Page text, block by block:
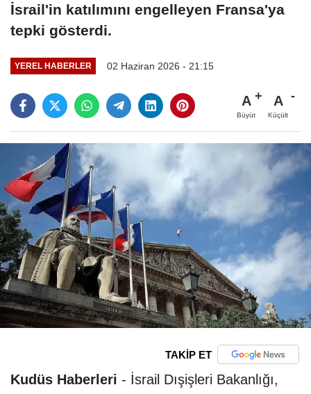
İsrail'in katılımını engelleyen Fransa'ya
tepki gösterdi.
YEREL HABERLER 02 Haziran 2026 - 21:15
A
Büyüt
A
Küçült
TAKİP ET
Kudüs Haberleri - İsrail Dışişleri Bakanlığı,